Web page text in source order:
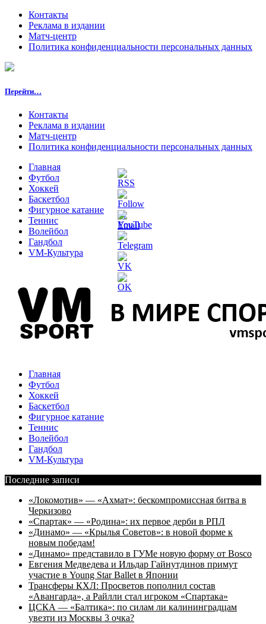
Контакты
Реклама в издании
Матч-центр
Политика конфиденциальности персональных данных
Перейти…
Контакты
Реклама в издании
Матч-центр
Политика конфиденциальности персональных данных
Главная
Футбол
Хоккей
Баскетбол
Фигурное катание
Теннис
Волейбол
Гандбол
VM-Культура
Главная
Футбол
Хоккей
Баскетбол
Фигурное катание
Теннис
Волейбол
Гандбол
VM-Культура
Последние записи
«Локомотив» — «Ахмат»: бескомпромиссная битва в
Черкизово
«Спартак» — «Родина»: их первое дерби в РПЛ
«Динамо» — «Крылья Советов»: в новой форме к
новым победам!
«Динамо» представило в ГУМе новую форму от Bosco
Евгения Медведева и Ильдар Гайнутдинов примут
участие в Young Star Ballet в Японии
Трансферы КХЛ: Просветов пополнил состав
«Авангарда», а Райлли стал игроком «Спартака»
ЦСКА — «Балтика»: по силам ли калининградцам
увезти из Москвы 3 очка?